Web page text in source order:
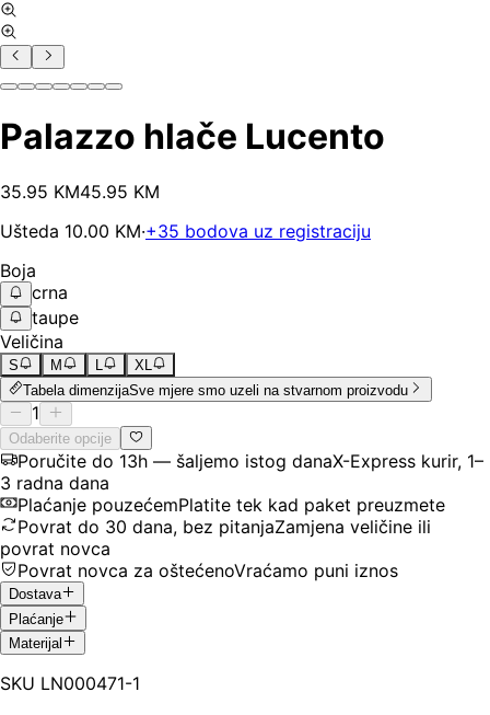
Palazzo hlače Lucento
35.95 KM45.95 KM
Ušteda 10.00 KM·+35 bodova uz registraciju
Boja
crna
taupe
Veličina
S M L
XL
Tabela dimenzijaSve mjere smo uzeli na stvarnom proizvodu
1
Odaberite opcije
Poručite do 13h — šaljemo istog danaX-Express kurir, 1–
3 radna dana
Plaćanje pouzećemPlatite tek kad paket preuzmete
Povrat do 30 dana, bez pitanjaZamjena veličine ili
povrat novca
Povrat novca za oštećenoVraćamo puni iznos
Dostava
Plaćanje
Materijal
SKU LN000471-1